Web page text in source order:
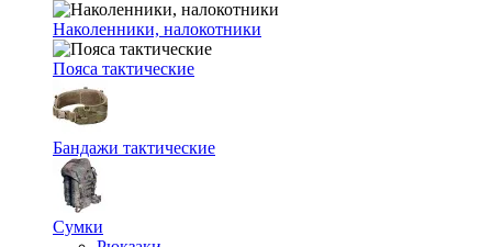
Наколенники, налокотники
Пояса тактические
Бандажи тактические
Сумки